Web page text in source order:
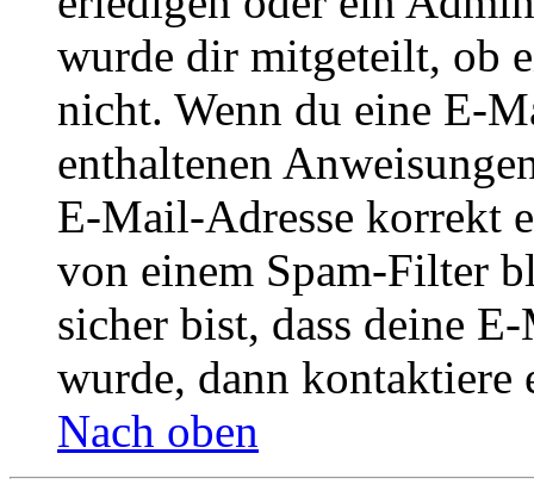
wurde dir mitgeteilt, ob
nicht. Wenn du eine E-
enthaltenen
E-Mail-Adresse korrekt
von einem Spam-Filter
sicher bist, dass deine
wurde, dann kontaktiere
Nach oben